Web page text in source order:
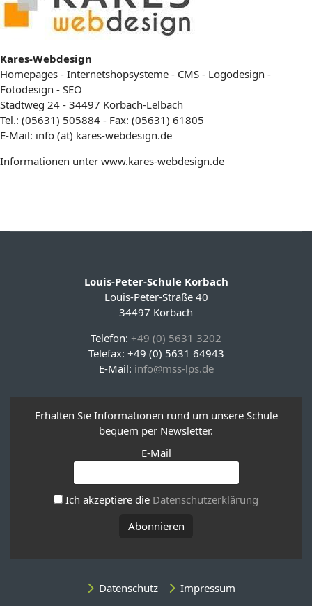
Kares-Webdesign
Homepages - Internetshopsysteme - CMS - Logodesign -
Fotodesign - SEO
Stadtweg 24 - 34497 Korbach-Lelbach
Tel.: (05631) 505884 - Fax: (05631) 61805
E-Mail: info (at) kares-webdesign.de
Informationen unter www.kares-webdesign.de
Louis-Peter-Schule Korbach
Louis-Peter-Straße 40
34497 Korbach
Telefon: +49 (0) 5631 3202
Telefax: +49 (0) 5631 64943
E-Mail: info@mss-lps.de
Erhalten Sie Informationen rund um unsere Schule
bequem per Newsletter.
E-Mail
Ich akzeptiere die Datenschutzerklärung
Datenschutz Impressum